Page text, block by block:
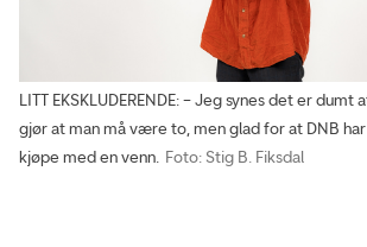
LITT EKSKLUDERENDE: – Jeg synes det er
gjør at man må være to, men glad for at DNB
kjøpe med en venn. Foto: Stig B. Fiksdal